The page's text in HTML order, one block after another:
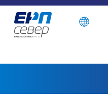
Въведете дума или фраза
Energo-
ПРЕКЪСВАНИЯ